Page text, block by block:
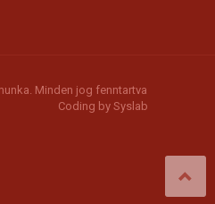
Minden jog fenntartva
Coding by Syslab